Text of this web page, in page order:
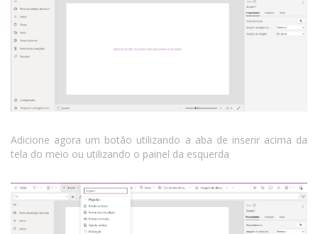
Adicione agora um botão utilizando a aba de inserir acima da
tela do meio ou utilizando o painel da esquerda